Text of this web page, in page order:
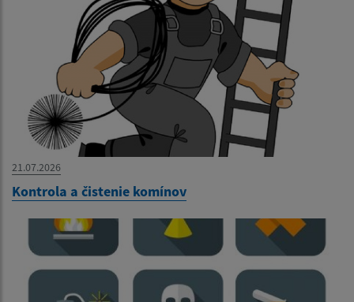
21.07.2026
Kontrola a čistenie komínov